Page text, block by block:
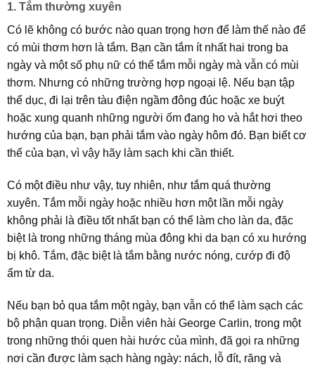
1. Tắm thường xuyên
Có lẽ không có bước nào quan trọng hơn để làm thế nào để
có mùi thơm hơn là tắm. Bạn cần tắm ít nhất hai trong ba
ngày và một số phụ nữ có thể tắm mỗi ngày mà vẫn có mùi
thơm. Nhưng có những trường hợp ngoại lệ. Nếu bạn tập
thể dục, đi lại trên tàu điện ngầm đông đúc hoặc xe buýt
hoặc xung quanh những người ốm đang ho và hắt hơi theo
hướng của bạn, bạn phải tắm vào ngày hôm đó. Bạn biết cơ
thể của bạn, vì vậy hãy làm sạch khi cần thiết.
Có một điều như vậy, tuy nhiên, như tắm quá thường
xuyên. Tắm mỗi ngày hoặc nhiều hơn một lần mỗi ngày
không phải là điều tốt nhất bạn có thể làm cho làn da, đặc
biệt là trong những tháng mùa đông khi da bạn có xu hướng
bị khô. Tắm, đặc biệt là tắm bằng nước nóng, cướp đi độ
ẩm từ da.
Nếu bạn bỏ qua tắm một ngày, bạn vẫn có thể làm sạch các
bộ phận quan trọng. Diễn viên hài George Carlin, trong một
trong những thói quen hài hước của mình, đã gọi ra những
nơi cần được làm sạch hàng ngày: nách, lỗ đít, răng và